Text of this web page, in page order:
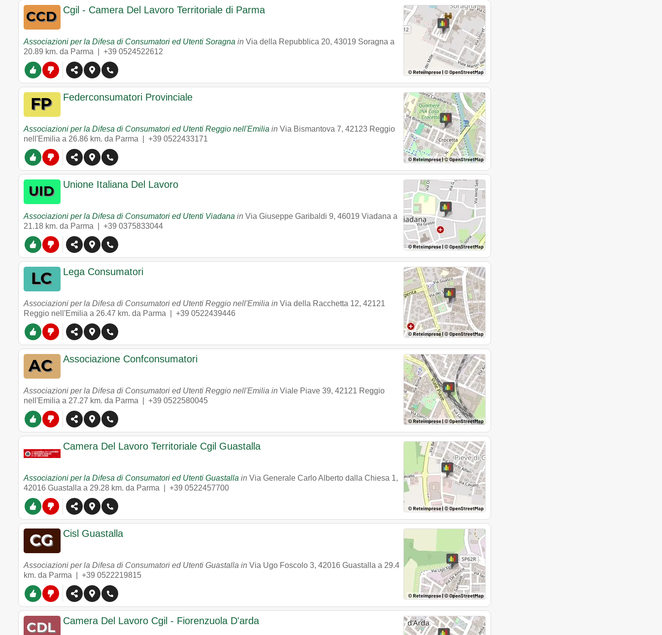
Cgil - Camera Del Lavoro Territoriale di Parma
Associazioni per la Difesa di Consumatori ed Utenti Soragna in Via della Repubblica 20, 43019 Soragna a
20.89 km. da Parma | +39 0524522612
Federconsumatori Provinciale
Associazioni per la Difesa di Consumatori ed Utenti Reggio nell'Emilia in Via Bismantova 7, 42123 Reggio
nell'Emilia a 26.86 km. da Parma | +39 0522433171
Unione Italiana Del Lavoro
Associazioni per la Difesa di Consumatori ed Utenti Viadana in Via Giuseppe Garibaldi 9, 46019 Viadana a
21.18 km. da Parma | +39 0375833044
Lega Consumatori
Associazioni per la Difesa di Consumatori ed Utenti Reggio nell'Emilia in Via della Racchetta 12, 42121
Reggio nell'Emilia a 26.47 km. da Parma | +39 0522439446
Associazione Confconsumatori
Associazioni per la Difesa di Consumatori ed Utenti Reggio nell'Emilia in Viale Piave 39, 42121 Reggio
nell'Emilia a 27.27 km. da Parma | +39 0522580045
Camera Del Lavoro Territoriale Cgil Guastalla
Associazioni per la Difesa di Consumatori ed Utenti Guastalla in Via Generale Carlo Alberto dalla Chiesa 1,
42016 Guastalla a 29.28 km. da Parma | +39 0522457700
Cisl Guastalla
Associazioni per la Difesa di Consumatori ed Utenti Guastalla in Via Ugo Foscolo 3, 42016 Guastalla a 29.4
km. da Parma | +39 0522219815
Camera Del Lavoro Cgil - Fiorenzuola D'arda